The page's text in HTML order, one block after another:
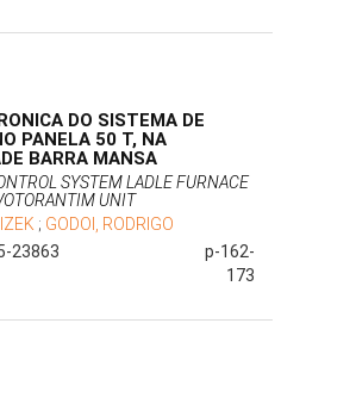
DO SISTEMA DE
PANELA 50 T, NA
BARRA MANSA
SYSTEM LADLE FURNACE
UNIT
; GODOI, RODRIGO
23863
p-162-
173